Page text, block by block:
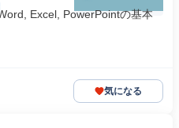
Excel, PowerPointの基本
気になる